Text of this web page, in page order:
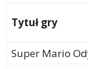
Tytuł gry
Super Mario